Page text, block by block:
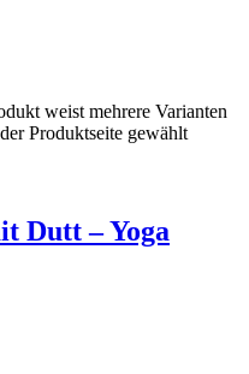
weist mehrere Varianten
Produktseite gewählt
Dutt – Yoga